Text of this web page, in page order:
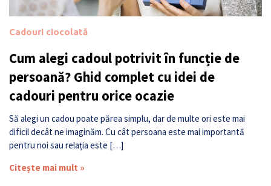
Cadouri ciocolată
Cum alegi cadoul potrivit în funcție de
persoană? Ghid complet cu idei de
cadouri pentru orice ocazie
Să alegi un cadou poate părea simplu, dar de multe ori este mai
dificil decât ne imaginăm. Cu cât persoana este mai importantă
pentru noi sau relația este […]
Citește mai mult »